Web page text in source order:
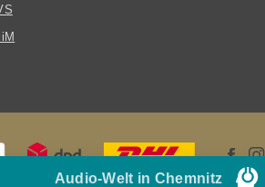
Audio-Welt in Chemnitz